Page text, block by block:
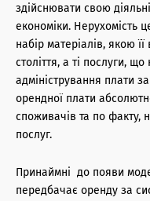
здійснювати свою
економіки. Нерухомість
набір матеріалів, якою
століття, а ті послуги,
адміністрування плати
орендної плати
споживачів та по факту,
послуг.
Принаймні до появи
передбачає оренду за